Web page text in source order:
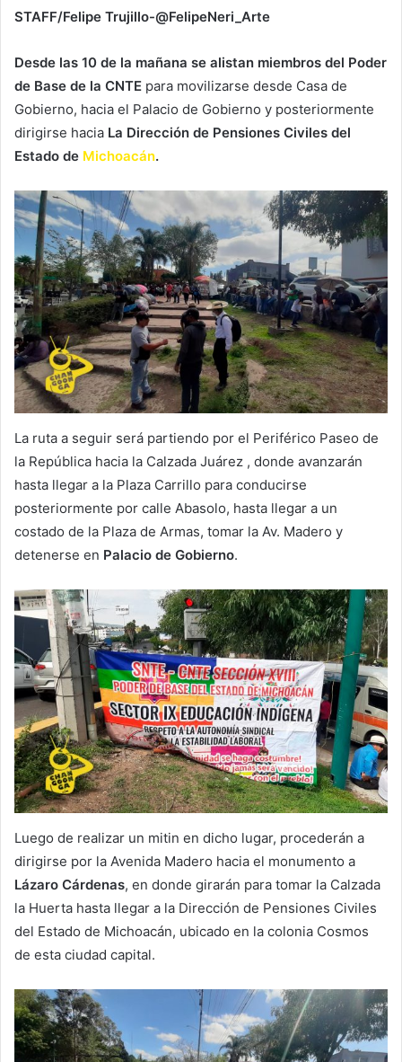
STAFF/Felipe Trujillo-@FelipeNeri_Arte
Desde las 10 de la mañana se alistan miembros del Poder
de Base de la CNTE para movilizarse desde Casa de
Gobierno, hacia el Palacio de Gobierno y posteriormente
dirigirse hacia La Dirección de Pensiones Civiles del
Estado de Michoacán.
La ruta a seguir será partiendo por el Periférico Paseo de
la República hacia la Calzada Juárez , donde avanzarán
hasta llegar a la Plaza Carrillo para conducirse
posteriormente por calle Abasolo, hasta llegar a un
costado de la Plaza de Armas, tomar la Av. Madero y
detenerse en Palacio de Gobierno.
Luego de realizar un mitin en dicho lugar, procederán a
dirigirse por la Avenida Madero hacia el monumento a
Lázaro Cárdenas, en donde girarán para tomar la Calzada
la Huerta hasta llegar a la Dirección de Pensiones Civiles
del Estado de Michoacán, ubicado en la colonia Cosmos
de esta ciudad capital.